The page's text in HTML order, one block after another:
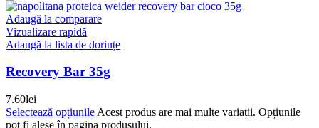
Adaugă la comparare
Vizualizare rapidă
Adaugă la lista de dorințe
Recovery Bar 35g
7.60lei
Selectează opțiunile Acest produs are mai multe variații. Opțiunile
pot fi alese în pagina produsului.